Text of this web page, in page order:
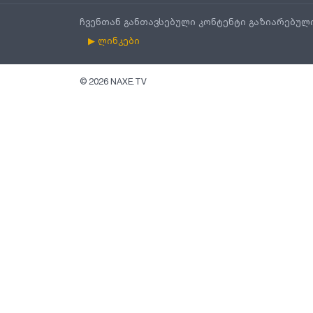
ჩვენთან განთავსებული კონტენტი
▶ ლინკები
© 2026 NAXE.TV